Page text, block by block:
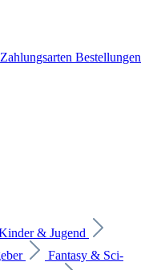
Zahlungsarten Bestellungen
& Jugend
Fantasy & Sci-